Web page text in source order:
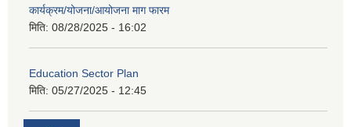
कार्यक्रम/योजना/आयोजना माग फारम
मिति: 08/28/2025 - 16:02
Education Sector Plan
मिति: 05/27/2025 - 12:45